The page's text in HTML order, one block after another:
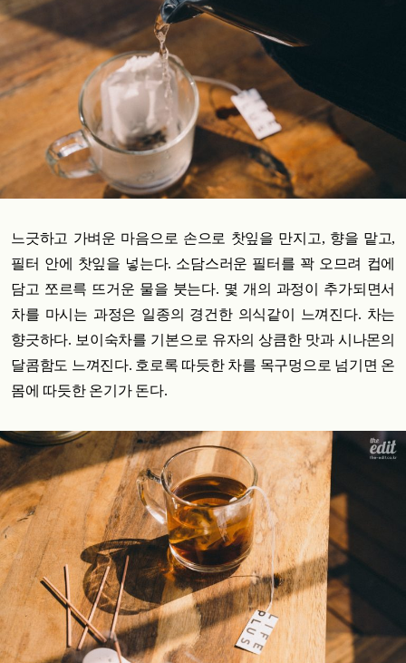
느긋하고 가벼운 마음으로 손으로 찻잎을 만지고, 향을 맡고,
필터 안에 찻잎을 넣는다. 소담스러운 필터를 꽉 오므려 컵에
담고 쪼르륵 뜨거운 물을 붓는다. 몇 개의 과정이 추가되면서
차를 마시는 과정은 일종의 경건한 의식같이 느껴진다. 차는
향긋하다. 보이숙차를 기본으로 유자의 상큼한 맛과 시나몬의
달콤함도 느껴진다. 호로록 따듯한 차를 목구멍으로 넘기면 온
몸에 따듯한 온기가 돈다.